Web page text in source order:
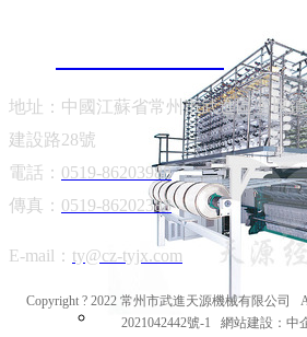
地址：中國江蘇省常州市武進區雪堰
建設路28號
電話： 0519-86203988
傳真： 0519-86202388
E-mail： ty@cz-tyjx.com
Copyright ? 2022 常州市武進天源機械有限公司
2021042442號-1
網站建設： 中